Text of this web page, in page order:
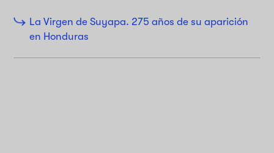
La Virgen de Suyapa. 275 años de su aparición
en Honduras